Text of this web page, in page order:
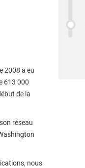
2008 a eu
613 000
de la
réseau
nous